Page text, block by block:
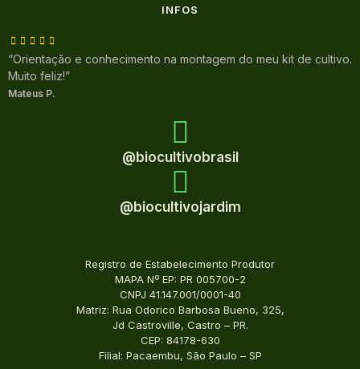
INFOS
“Orientação e conhecimento na montagem do meu kit de cultivo.
Muito feliz!”
Mateus P.
@biocultivobrasil
@biocultivojardim
Registro de Estabelecimento Produtor
MAPA Nº EP: PR 005700-2
CNPJ 41.147.001/0001-40
Matriz: Rua Odorico Barbosa Bueno, 325,
Jd Castroville, Castro – PR.
CEP: 84178-630
Filial: Pacaembu, São Paulo – SP